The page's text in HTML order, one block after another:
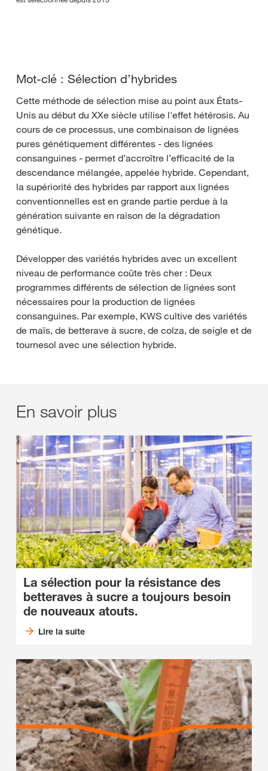
Mot-clé : Sélection d’hybrides
Cette méthode de sélection mise au point aux États-
Unis au début du XXe siècle utilise l'effet hétérosis. Au
cours de ce processus, une combinaison de lignées
pures génétiquement différentes - des lignées
consanguines - permet d’accroître l’efficacité de la
descendance mélangée, appelée hybride. Cependant,
la supériorité des hybrides par rapport aux lignées
conventionnelles est en grande partie perdue à la
génération suivante en raison de la dégradation
génétique.
Développer des variétés hybrides avec un excellent
niveau de performance coûte très cher : Deux
programmes différents de sélection de lignées sont
nécessaires pour la production de lignées
consanguines. Par exemple, KWS cultive des variétés
de maïs, de betterave à sucre, de colza, de seigle et de
tournesol avec une sélection hybride.
En savoir plus
La sélection pour la résistance des
betteraves à sucre a toujours besoin
de nouveaux atouts.
Lire la suite